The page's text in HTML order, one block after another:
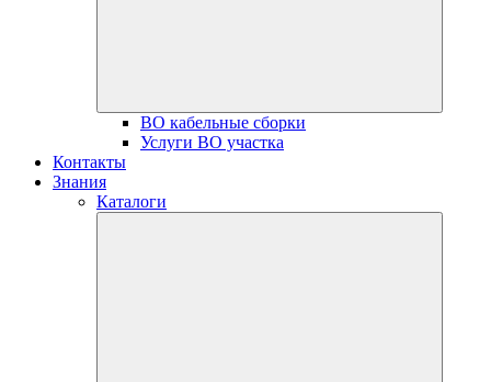
ВО кабельные сборки
Услуги ВО участка
Контакты
Знания
Каталоги